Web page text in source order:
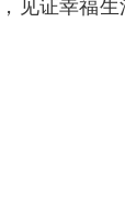
见证幸福生